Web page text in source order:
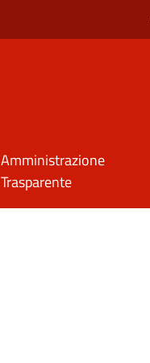
Amministrazione
Trasparente